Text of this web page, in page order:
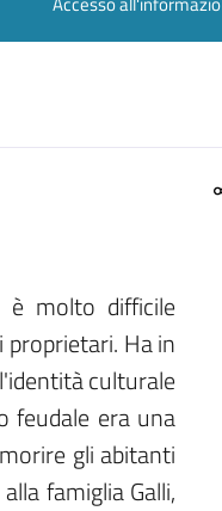
molto difficile
proprietari. Ha in
culturale
feudale era una
gli abitanti
famiglia Galli,